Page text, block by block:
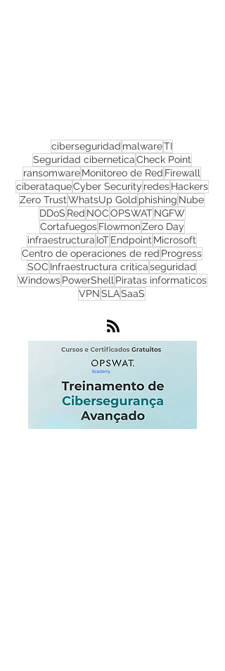
ciberseguridadmalwareTI
Seguridad ciberneticaCheck Point
ransomwareMonitoreo de RedFirewall
ciberataqueCyber SecurityredesHackers
Zero TrustWhatsUp GoldphishingNube
DDoSRedNOCOPSWATNGFW
CortafuegosFlowmonZero Day
infraestructuraIoTEndpointMicrosoft
Centro de operaciones de redProgress
Infraestructura critica
SLA